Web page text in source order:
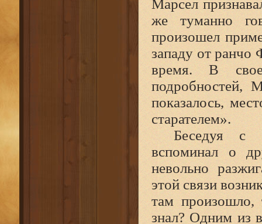
Марсел
же туманно
произошел
западу от ранчо
время. В
подробностей,
показалось,
старателем».
Беседуя с
вспоминал о
невольно
этой связи
там
знал? Одним из